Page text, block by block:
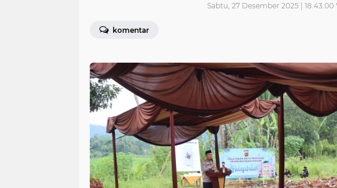
Sabtu, 27 Desember 2025 | 18.43.00
komentar